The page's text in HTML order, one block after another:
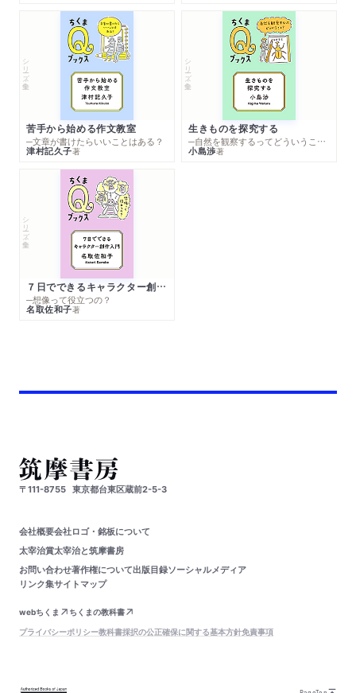
シリーズ・全集
苦手から始める作文教室
─文章が書けたらいいことはある？
津村記久子著
シリーズ・全集
生きものを探究する
─自然を観察するってどういうこと？
小島渉著
シリーズ・全集
７日でできるキャラクター創作入門
─想像って役立つの？
名取佐和子著
〒111-8755 東京都台東区蔵前2-5-3
会社概要会社ロゴ・銘板について
太宰治賞太宰治と筑摩書房
お問い合わせ著作権について出版目録ソーシャルメディア
リンク集サイトマップ
webちくま
ちくまの教科書
プライバシーポリシー教科書採択の公正確保に関する基本方針免責事項